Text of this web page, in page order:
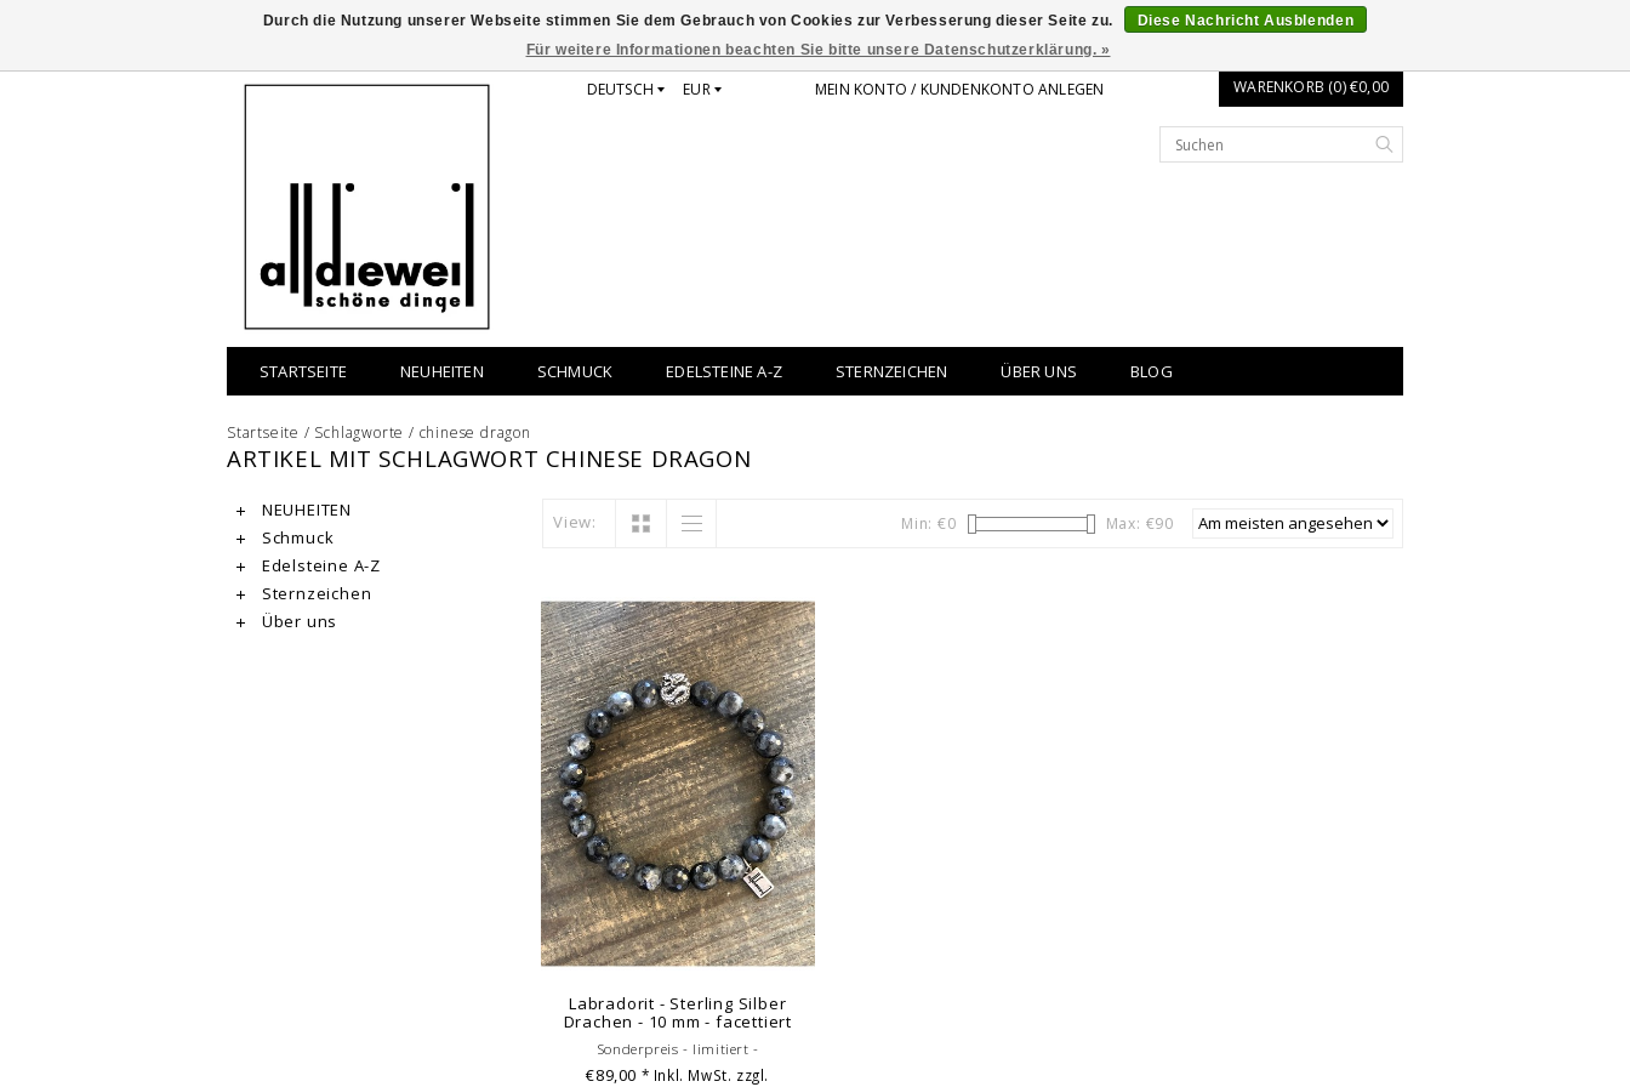
DEUTSCH EUR MEIN KONTO / KUNDENKONTO ANLEGEN WARENKORB (0) €0,00
STARTSEITE NEUHEITEN SCHMUCK EDELSTEINE A-Z STERNZEICHEN ÜBER UNS BLOG
Startseite / Schlagworte / chinese dragon
ARTIKEL MIT SCHLAGWORT CHINESE DRAGON
NEUHEITEN
Schmuck
Edelsteine A-Z
Sternzeichen
Über uns
View: Min: €0 Max: €90
Labradorit - Sterling Silber
Drachen - 10 mm - facettiert
Sonderpreis - limitiert -
€89,00 * Inkl. MwSt. zzgl.
Durch die Nutzung unserer Webseite stimmen Sie dem Gebrauch von Cookies zur Verbesserung dieser Seite zu.
Diese Nachricht Ausblenden
Für weitere Informationen beachten Sie bitte unsere Datenschutzerklärung. »